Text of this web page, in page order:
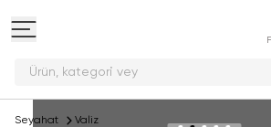
Ürün, kategor
Seyahat Valiz